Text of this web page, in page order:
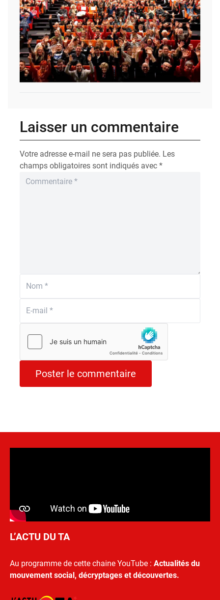
Laisser un commentaire
Votre adresse e-mail ne sera pas publiée. Les
champs obligatoires sont indiqués avec *
L’ACTU DU TA
Au programme de cette chaine YouTube : Actualités du
mouvement social, décryptages et découvertes.